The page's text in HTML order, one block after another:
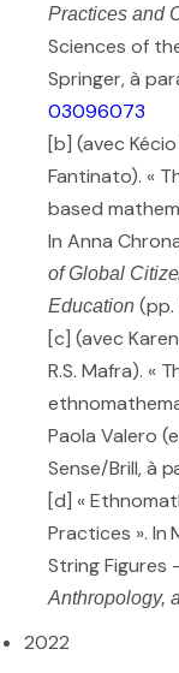
Practices and
Sciences of
Springer, à
03096073
[b] (avec
Fantinato). «
based
In Anna
of Global
Education(pp.
[c] (avec
R.S. Mafra). «
Paola Valero
Sense/Brill, à
[d] «
Practices ». In
String Figures
Anthropology,
2022